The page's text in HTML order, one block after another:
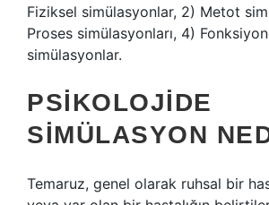
Fiziksel simülasyonlar, 2) Metot
Proses simülasyonları, 4)
simülasyonlar.
PSIKOLOJIDE
SIMÜLASYON
Temaruz, genel olarak ruhsal bir